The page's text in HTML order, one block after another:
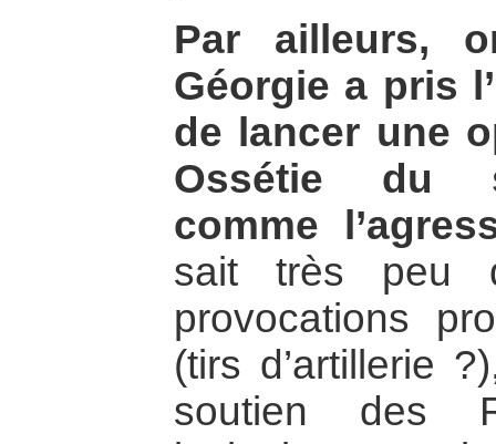
Par ailleurs,
Géorgie a pris
de lancer une
Ossétie du
comme
sait très peu
provocations
(tirs d’artillerie
soutien des